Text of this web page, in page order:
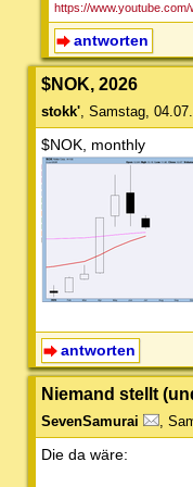
https://
antworten
$NOK, 2026
stokk' Samstag,
$NOK, monthly
antworten
Niemand stellt
SevenSamurai
Die da wäre: